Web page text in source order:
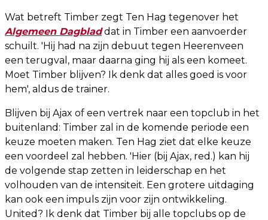
Wat betreft Timber zegt Ten Hag tegenover het
Algemeen Dagbladdat in Timber een aanvoerder
schuilt. 'Hij had na zijn debuut tegen Heerenveen
een terugval, maar daarna ging hij als een komeet.
Moet Timber blijven? Ik denk dat alles goed is voor
hem', aldus de trainer.
Blijven bij Ajax of een vertrek naar een topclub in het
buitenland: Timber zal in de komende periode een
keuze moeten maken. Ten Hag ziet dat elke keuze
een voordeel zal hebben. 'Hier (bij Ajax, red.) kan hij
de volgende stap zetten in leiderschap en het
volhouden van de intensiteit. Een grotere uitdaging
kan ook een impuls zijn voor zijn ontwikkeling.
United? Ik denk dat Timber bij alle topclubs op de